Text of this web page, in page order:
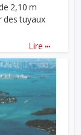
2,10 m
des tuyaux
Lire ...